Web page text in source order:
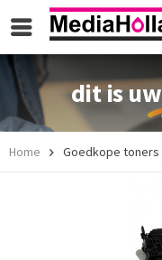
dit is
Home Goedkope toners